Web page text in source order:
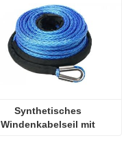
Synthetisches
Windenkabelseil mit